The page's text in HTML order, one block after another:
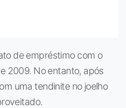
de empréstimo com o
2009. No entanto, após
uma tendinite no joelho